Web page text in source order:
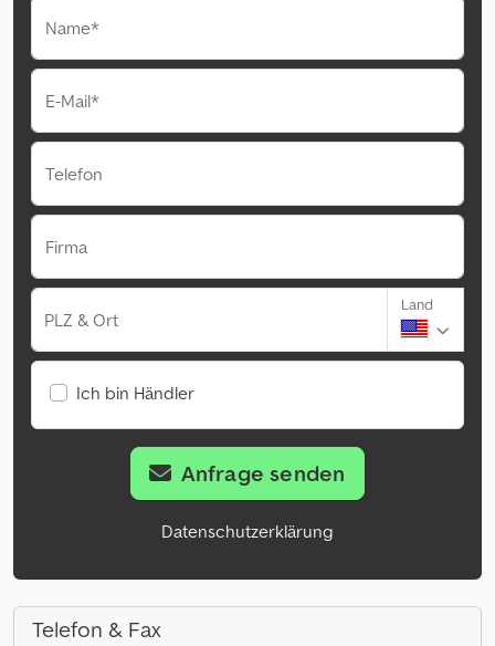
Name*
E-Mail*
Telefon
Firma
PLZ & Ort
Land
Ich bin Händler
Anfrage senden
Datenschutzerklärung
Telefon & Fax